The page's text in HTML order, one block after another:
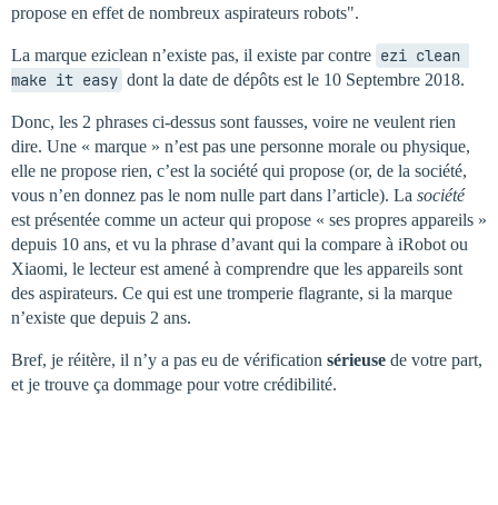
propose en effet de nombreux aspirateurs robots".
La marque eziclean n’existe pas, il existe par contre ezi clean
make it easy dont la date de dépôts est le 10 Septembre 2018.
Donc, les 2 phrases ci-dessus sont fausses, voire ne veulent rien
dire. Une « marque » n’est pas une personne morale ou physique,
elle ne propose rien, c’est la société qui propose (or, de la société,
vous n’en donnez pas le nom nulle part dans l’article). La société
est présentée comme un acteur qui propose « ses propres appareils »
depuis 10 ans, et vu la phrase d’avant qui la compare à iRobot ou
Xiaomi, le lecteur est amené à comprendre que les appareils sont
des aspirateurs. Ce qui est une tromperie flagrante, si la marque
n’existe que depuis 2 ans.
Bref, je réitère, il n’y a pas eu de vérification sérieuse de votre part,
et je trouve ça dommage pour votre crédibilité.